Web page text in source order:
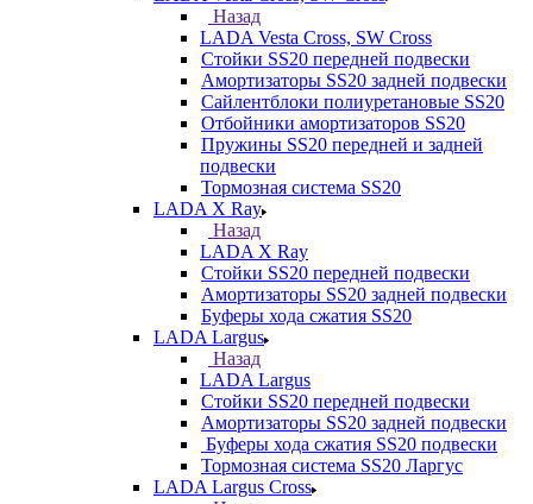
Назад
LADA Vesta Cross, SW Cross
Стойки SS20 передней подвески
Амортизаторы SS20 задней подвески
Сайлентблоки полиуретановые SS20
Отбойники амортизаторов SS20
Пружины SS20 передней и задней
подвески
Тормозная система SS20
LADA X Ray
Назад
LADA X Ray
Стойки SS20 передней подвески
Амортизаторы SS20 задней подвески
Буферы хода сжатия SS20
LADA Largus
Назад
LADA Largus
Стойки SS20 передней подвески
Амортизаторы SS20 задней подвески
Буферы хода сжатия SS20 подвески
Тормозная система SS20 Ларгус
LADA Largus Cross